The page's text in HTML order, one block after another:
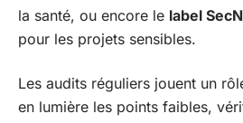
la santé, ou encore le label
pour les projets sensibles.
Les audits réguliers jouent un
en lumière les points faibles,